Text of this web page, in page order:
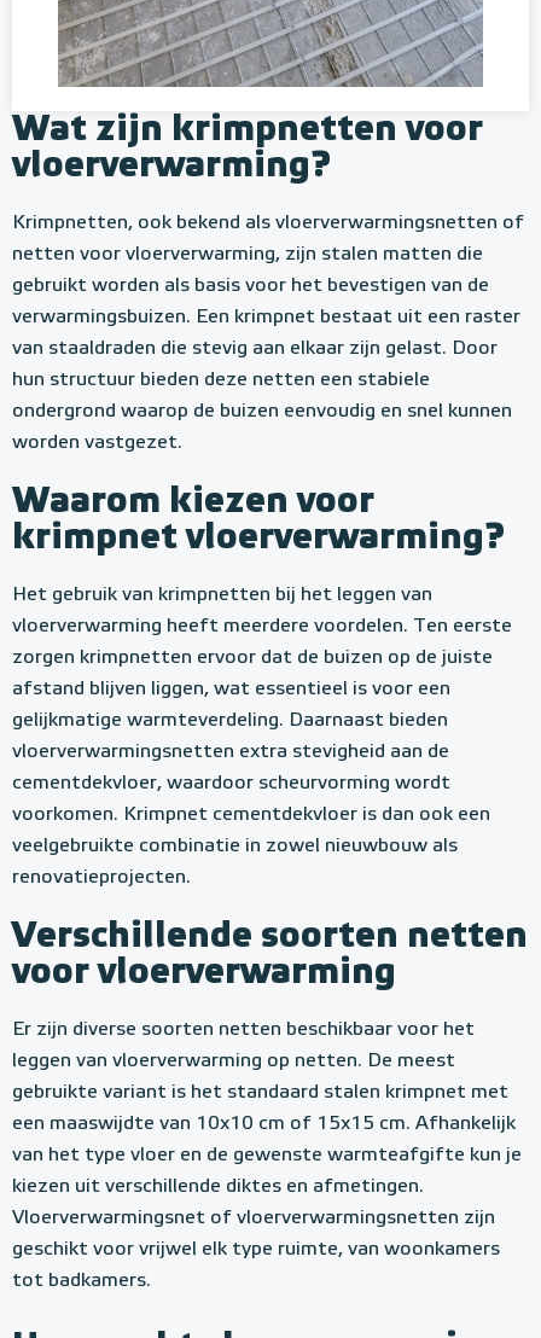
Wat zijn krimpnetten voor
vloerverwarming?
Krimpnetten, ook bekend als vloerverwarmingsnetten of
netten voor vloerverwarming, zijn stalen matten die
gebruikt worden als basis voor het bevestigen van de
verwarmingsbuizen. Een krimpnet bestaat uit een raster
van staaldraden die stevig aan elkaar zijn gelast. Door
hun structuur bieden deze netten een stabiele
ondergrond waarop de buizen eenvoudig en snel kunnen
worden vastgezet.
Waarom kiezen voor
krimpnet vloerverwarming?
Het gebruik van krimpnetten bij het leggen van
vloerverwarming heeft meerdere voordelen. Ten eerste
zorgen krimpnetten ervoor dat de buizen op de juiste
afstand blijven liggen, wat essentieel is voor een
gelijkmatige warmteverdeling. Daarnaast bieden
vloerverwarmingsnetten extra stevigheid aan de
cementdekvloer, waardoor scheurvorming wordt
voorkomen. Krimpnet cementdekvloer is dan ook een
veelgebruikte combinatie in zowel nieuwbouw als
renovatieprojecten.
Verschillende soorten netten
voor vloerverwarming
Er zijn diverse soorten netten beschikbaar voor het
leggen van vloerverwarming op netten. De meest
gebruikte variant is het standaard stalen krimpnet met
een maaswijdte van 10x10 cm of 15x15 cm. Afhankelijk
van het type vloer en de gewenste warmteafgifte kun je
kiezen uit verschillende diktes en afmetingen.
Vloerverwarmingsnet of vloerverwarmingsnetten zijn
geschikt voor vrijwel elk type ruimte, van woonkamers
tot badkamers.